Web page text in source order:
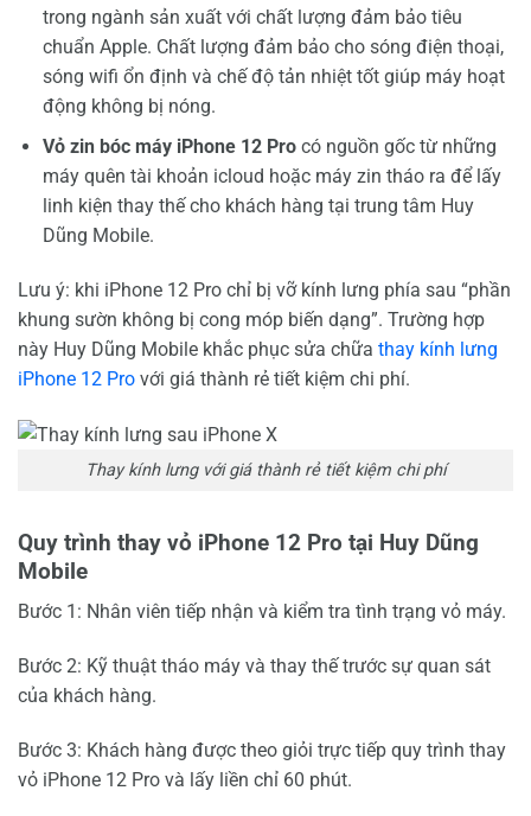
trong ngành sản xuất với chất lượng đảm bảo tiêu
chuẩn Apple. Chất lượng đảm bảo cho sóng điện thoại,
sóng wifi ổn định và chế độ tản nhiệt tốt giúp máy hoạt
động không bị nóng.
Vỏ zin bóc máy iPhone 12 Procó nguồn gốc từ những
máy quên tài khoản icloud hoặc máy zin tháo ra để lấy
linh kiện thay thế cho khách hàng tại trung tâm Huy
Dũng Mobile.
Lưu ý: khi iPhone 12 Pro chỉ bị vỡ kính lưng phía sau “phần
khung sườn không bị cong móp biến dạng”. Trường hợp
này Huy Dũng Mobile khắc phục sửa chữa thay kính lưng
iPhone 12 Pro với giá thành rẻ tiết kiệm chi phí.
Thay kính lưng với giá thành rẻ tiết kiệm chi phí
Quy trình thay vỏ iPhone 12 Pro tại Huy Dũng
Mobile
Bước 1: Nhân viên tiếp nhận và kiểm tra tình trạng vỏ máy.
Bước 2: Kỹ thuật tháo máy và thay thế trước sự quan sát
của khách hàng.
Bước 3: Khách hàng được theo giỏi trực tiếp quy trình thay
vỏ iPhone 12 Pro và lấy liền chỉ 60 phút.